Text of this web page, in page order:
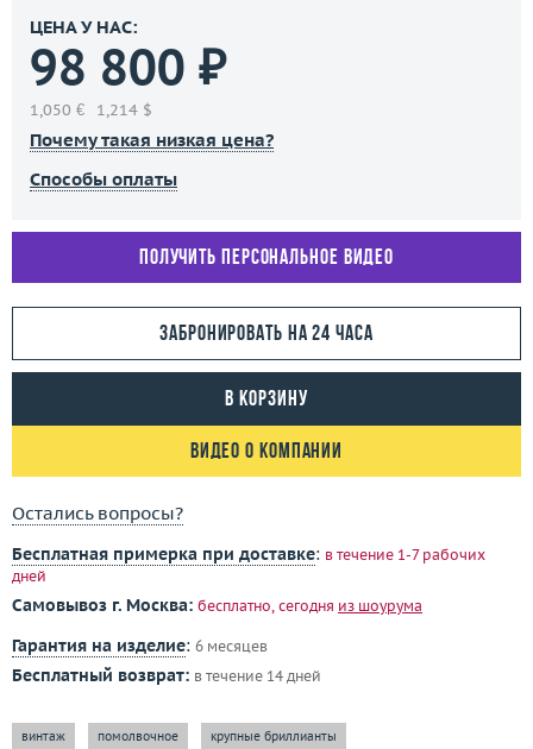
ЦЕНА У НАС:
98 800 ₽
1,050 € 1,214 $
Почему такая низкая цена?
Способы оплаты
Получить персональное видео
Забронировать на 24 часа
В корзину
Видео о компании
Остались вопросы?
Бесплатная примерка при доставке: в течение 1-7 рабочих
дней
Самовывоз г. Москва: бесплатно, сегодня из шоурума
Гарантия на изделие: 6 месяцев
Бесплатный возврат: в течение 14 дней
винтаж помолвочное крупные бриллианты